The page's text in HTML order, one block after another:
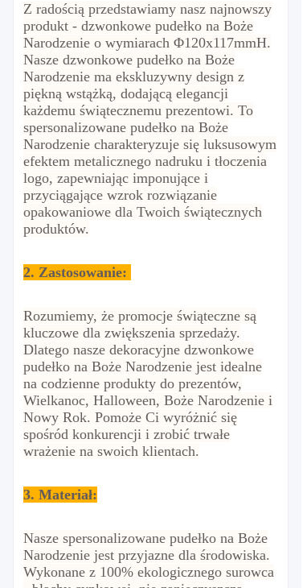
Z radością przedstawiamy nasz najnowszy
produkt - dzwonkowe pudełko na Boże
Narodzenie o wymiarach Φ120x117mmH.
Nasze dzwonkowe pudełko na Boże
Narodzenie ma ekskluzywny design z
piękną wstążką, dodającą elegancji
każdemu świątecznemu prezentowi. To
spersonalizowane pudełko na Boże
Narodzenie charakteryzuje się luksusowym
efektem metalicznego nadruku i tłoczenia
logo, zapewniając imponujące i
przyciągające wzrok rozwiązanie
opakowaniowe dla Twoich świątecznych
produktów.
2. Zastosowanie:
Rozumiemy, że promocje świąteczne są
kluczowe dla zwiększenia sprzedaży.
Dlatego nasze dekoracyjne dzwonkowe
pudełko na Boże Narodzenie jest idealne
na codzienne produkty do prezentów,
Wielkanoc, Halloween, Boże Narodzenie i
Nowy Rok. Pomoże Ci wyróżnić się
spośród konkurencji i zrobić trwałe
wrażenie na swoich klientach.
3. Materiał:
Nasze spersonalizowane pudełko na Boże
Narodzenie jest przyjazne dla środowiska.
Wykonane z 100% ekologicznego surowca